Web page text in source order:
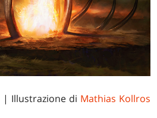
| Illustrazione di Mathias Kollros